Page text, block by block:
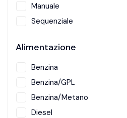
Manuale
Sequenziale
Alimentazione
Benzina
Benzina/GPL
Benzina/Metano
Diesel